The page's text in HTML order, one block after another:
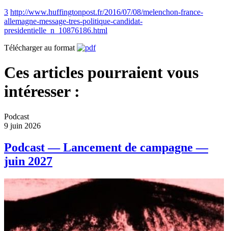
3 http://www.huffingtonpost.fr/2016/07/08/melenchon-france-
allemagne-message-tres-politique-candidat-
presidentielle_n_10876186.html
Télécharger au format
Ces articles pourraient vous
intéresser :
Podcast
9 juin 2026
Podcast — Lancement de campagne —
juin 2027